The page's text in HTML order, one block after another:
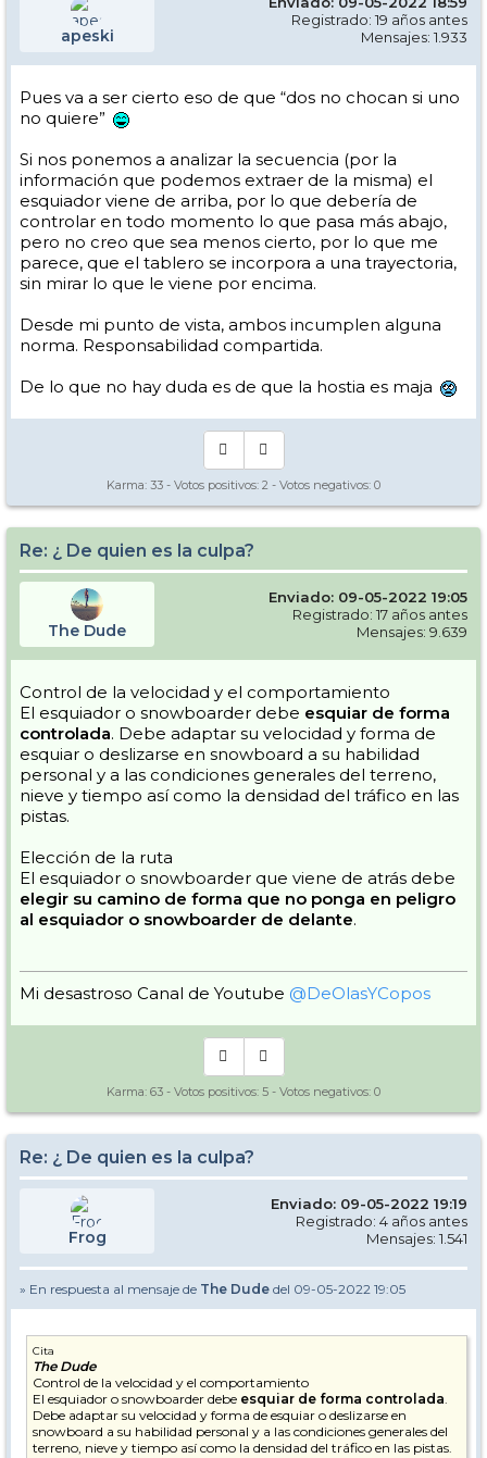
apeski
Registrado: 19 años antes
Mensajes: 1.933
Pues va a ser cierto eso de que “dos no chocan si uno
no quiere”
Si nos ponemos a analizar la secuencia (por la
información que podemos extraer de la misma) el
esquiador viene de arriba, por lo que debería de
controlar en todo momento lo que pasa más abajo,
pero no creo que sea menos cierto, por lo que me
parece, que el tablero se incorpora a una trayectoria,
sin mirar lo que le viene por encima.
Desde mi punto de vista, ambos incumplen alguna
norma. Responsabilidad compartida.
De lo que no hay duda es de que la hostia es maja
Karma: 33 - Votos positivos: 2 - Votos negativos: 0
Re: ¿ De quien es la culpa?
The Dude
Enviado: 09-05-2022 19:05
Registrado: 17 años antes
Mensajes: 9.639
Control de la velocidad y el comportamiento
El esquiador o snowboarder debe esquiar de forma
controlada. Debe adaptar su velocidad y forma de
esquiar o deslizarse en snowboard a su habilidad
personal y a las condiciones generales del terreno,
nieve y tiempo así como la densidad del tráfico en las
pistas.
Elección de la ruta
El esquiador o snowboarder que viene de atrás debe
elegir su camino de forma que no ponga en peligro
al esquiador o snowboarder de delante.
Mi desastroso Canal de Youtube @DeOlasYCopos
Karma: 63 - Votos positivos: 5 - Votos negativos: 0
Re: ¿ De quien es la culpa?
Frog
Enviado: 09-05-2022 19:19
Registrado: 4 años antes
Mensajes: 1.541
» En respuesta al mensaje de The Dude del 09-05-2022 19:05
Cita
The Dude
Control de la velocidad y el comportamiento
El esquiador o snowboarder debe esquiar de forma controlada.
Debe adaptar su velocidad y forma de esquiar o deslizarse en
snowboard a su habilidad personal y a las condiciones generales del
terreno, nieve y tiempo así como la densidad del tráfico en las pistas.